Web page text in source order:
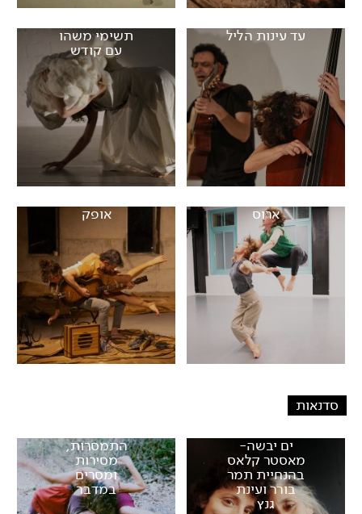
עד עינות הליל תשימי משהו
עם קודש
ארוס אופק
סדנאות
ים יבשה-
מאסטר קלאס
בהנחיית תמר
בורר ועינת
גנץ
התמסרות,
מסירות
ומסרים
במדבר